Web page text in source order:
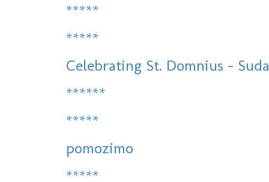
*****
*****
Celebrating St. Domnius -
******
*****
pomozimo
*****